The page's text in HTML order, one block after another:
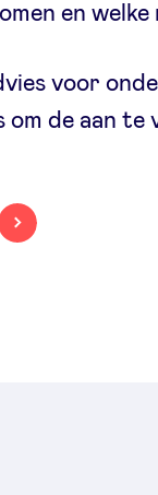
en welke
voor
om de aan te